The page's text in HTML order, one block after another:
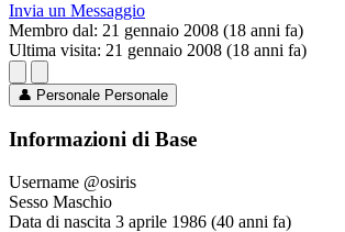
Invia un Messaggio
Membro dal: 21 gennaio 2008 (18 anni fa)
Ultima visita: 21 gennaio 2008 (18 anni fa)
👤 Personale Personale
Informazioni di Base
Username @osiris
Sesso Maschio
Data di nascita 3 aprile 1986 (40 anni fa)